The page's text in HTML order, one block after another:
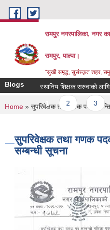
Skip to main content
रामपुर नगरपालिका, नगर
रामपुर, पाल्पा।
"सुखी समृद्ध, सुसंस्कृत शहर,
Blogs स्थानिय शिक्षक सरुवाको लागि
Pages
1 2 3
You are here
Home » सुपरिवेक्षक तथा गणक पदको
सुपरिवेक्षक तथा गणक
सम्बन्धी सूचना